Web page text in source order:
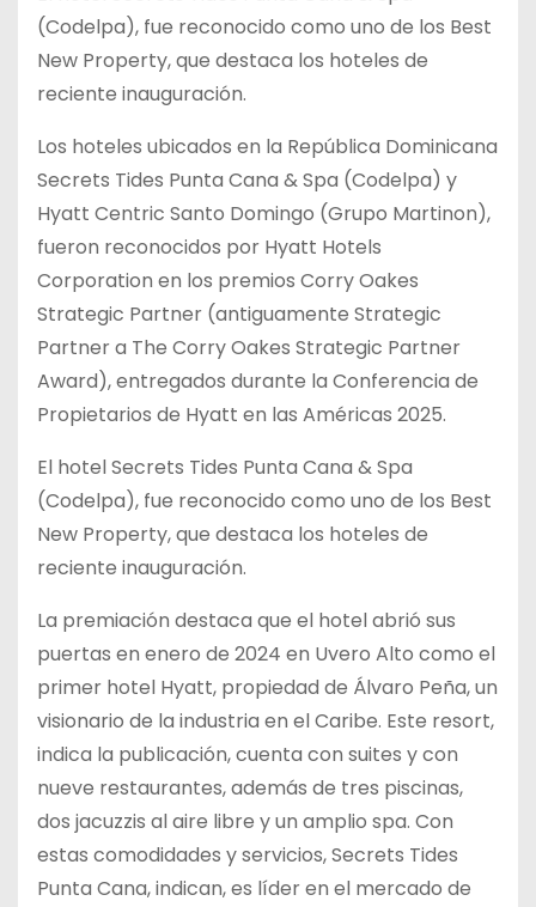
(Codelpa), fue reconocido como uno de los Best
New Property, que destaca los hoteles de
reciente inauguración.
Los hoteles ubicados en la República Dominicana
Secrets Tides Punta Cana & Spa (Codelpa) y
Hyatt Centric Santo Domingo (Grupo Martinon),
fueron reconocidos por Hyatt Hotels
Corporation en los premios Corry Oakes
Strategic Partner (antiguamente Strategic
Partner a The Corry Oakes Strategic Partner
Award), entregados durante la Conferencia de
Propietarios de Hyatt en las Américas 2025.
El hotel Secrets Tides Punta Cana & Spa
(Codelpa), fue reconocido como uno de los Best
New Property, que destaca los hoteles de
reciente inauguración.
La premiación destaca que el hotel abrió sus
puertas en enero de 2024 en Uvero Alto como el
primer hotel Hyatt, propiedad de Álvaro Peña, un
visionario de la industria en el Caribe. Este resort,
indica la publicación, cuenta con suites y con
nueve restaurantes, además de tres piscinas,
dos jacuzzis al aire libre y un amplio spa. Con
estas comodidades y servicios, Secrets Tides
Punta Cana, indican, es líder en el mercado de